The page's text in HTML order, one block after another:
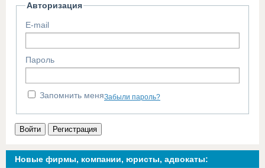
Авторизация
E-mail
Пароль
Запомнить меняЗабыли пароль?
Войти Регистрация
Новые фирмы, компании, юристы, адвокаты: